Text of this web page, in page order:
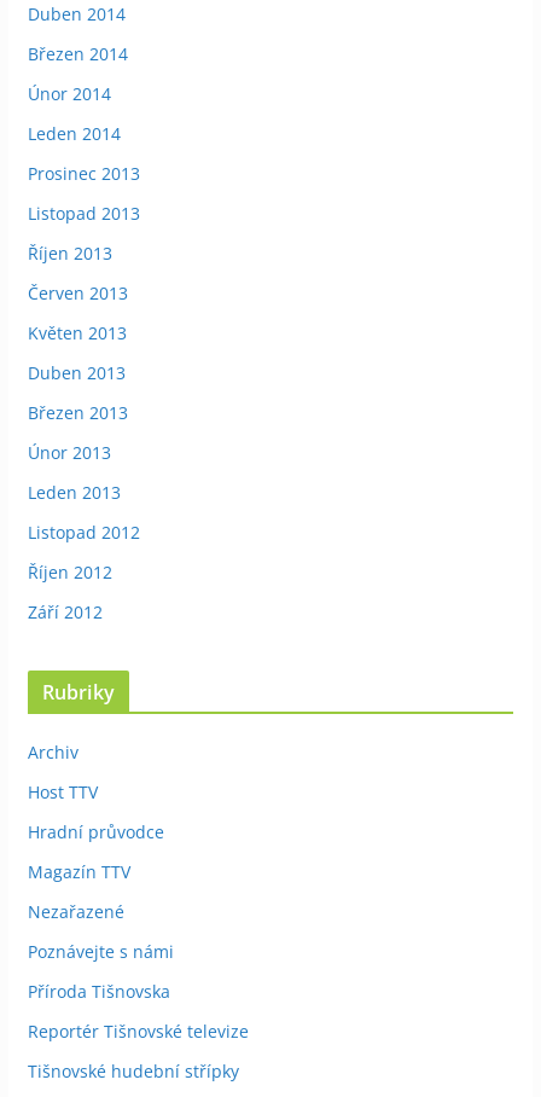
Duben 2014
Březen 2014
Únor 2014
Leden 2014
Prosinec 2013
Listopad 2013
Říjen 2013
Červen 2013
Květen 2013
Duben 2013
Březen 2013
Únor 2013
Leden 2013
Listopad 2012
Říjen 2012
Září 2012
Rubriky
Archiv
Host TTV
Hradní průvodce
Magazín TTV
Nezařazené
Poznávejte s námi
Příroda Tišnovska
Reportér Tišnovské televize
Tišnovské hudební střípky